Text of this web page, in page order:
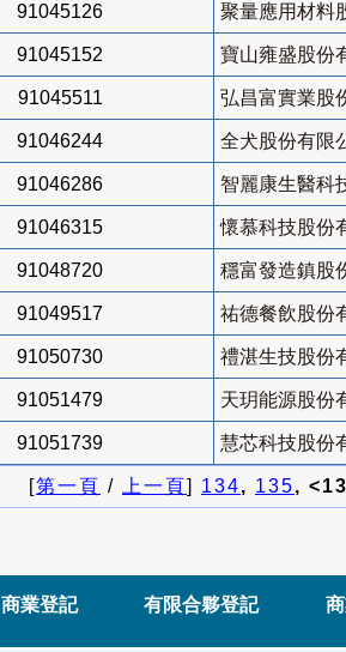
91045126 聚量應用材料
91045152 寶山雍盛股份
91045511 弘昌富實業股
91046244 全犬股份有限
91046286 智麗康生醫科
91046315 懷慕科技股份
91048720 穩富發造鎮股
91049517 祐德餐飲股份
91050730 禮湛生技股份
91051479 天玥能源股份
91051739 慧芯科技股份
[第一頁 / 上一頁] 134, 135,
商業登記 有限合夥登記